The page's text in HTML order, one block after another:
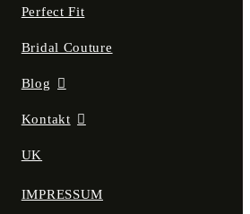
Perfect Fit
Bridal Couture
Blog
Kontakt
UK
IMPRESSUM